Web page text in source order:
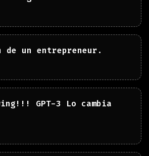
de un entrepreneur.
GPT-3 Lo cambia